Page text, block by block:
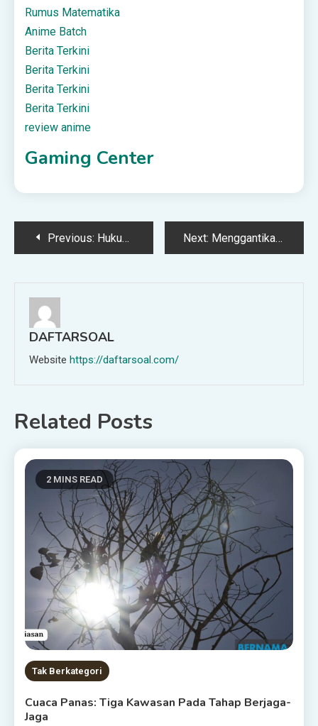
Rumus Matematika
Anime Batch
Berita Terkini
Berita Terkini
Berita Terkini
Berita Terkini
review anime
Gaming Center
PostPrevious: Hukum Memajang Foto – Syariah Online DepokSyariah Online Depok Next: Menggantikan Istri Berpuasa – Syariah Online DepokSyariah Online Depok
DAFTARSOAL
Website https://daftarsoal.com/
Related Posts
2 MINS READ
Tak Berkategori
Cuaca Panas: Tiga Kawasan Pada Tahap Berjaga-
Jaga